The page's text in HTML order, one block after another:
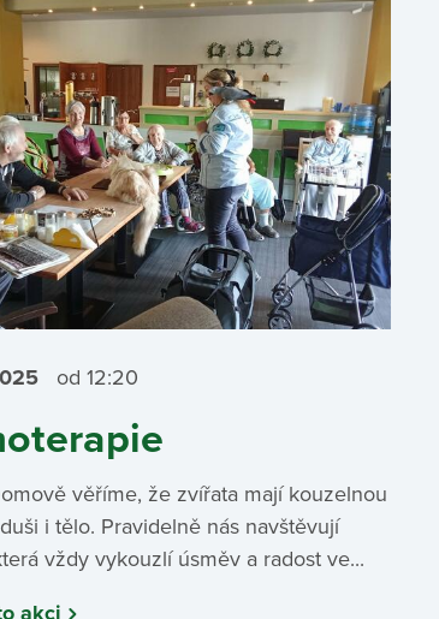
od 12:20
věříme, že zvířata mají kouzelnou
i tělo. Pravidelně nás navštěvují
vždy vykouzlí úsměv a radost ve...
akci